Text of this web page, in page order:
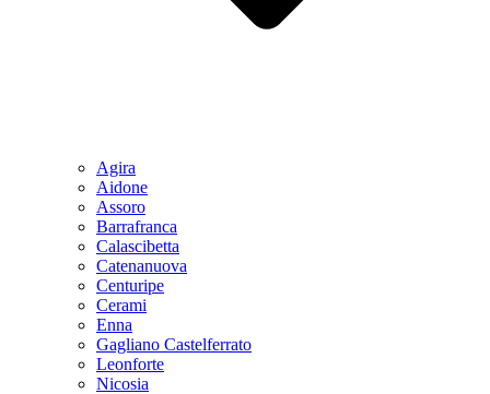
Agira
Aidone
Assoro
Barrafranca
Calascibetta
Catenanuova
Centuripe
Cerami
Enna
Gagliano Castelferrato
Leonforte
Nicosia